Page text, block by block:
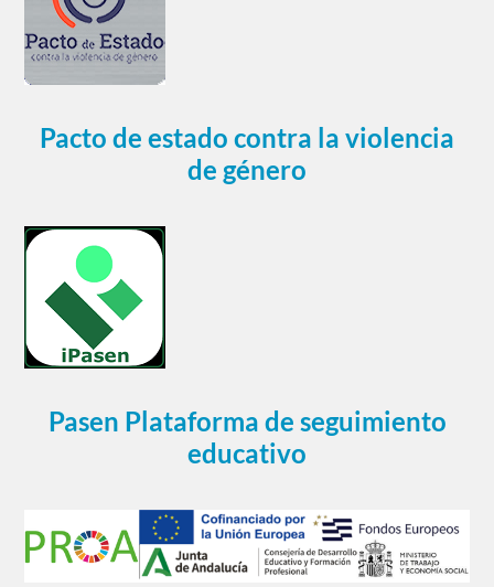
Pacto de estado contra la violencia
de género
Pasen Plataforma de seguimiento
educativo